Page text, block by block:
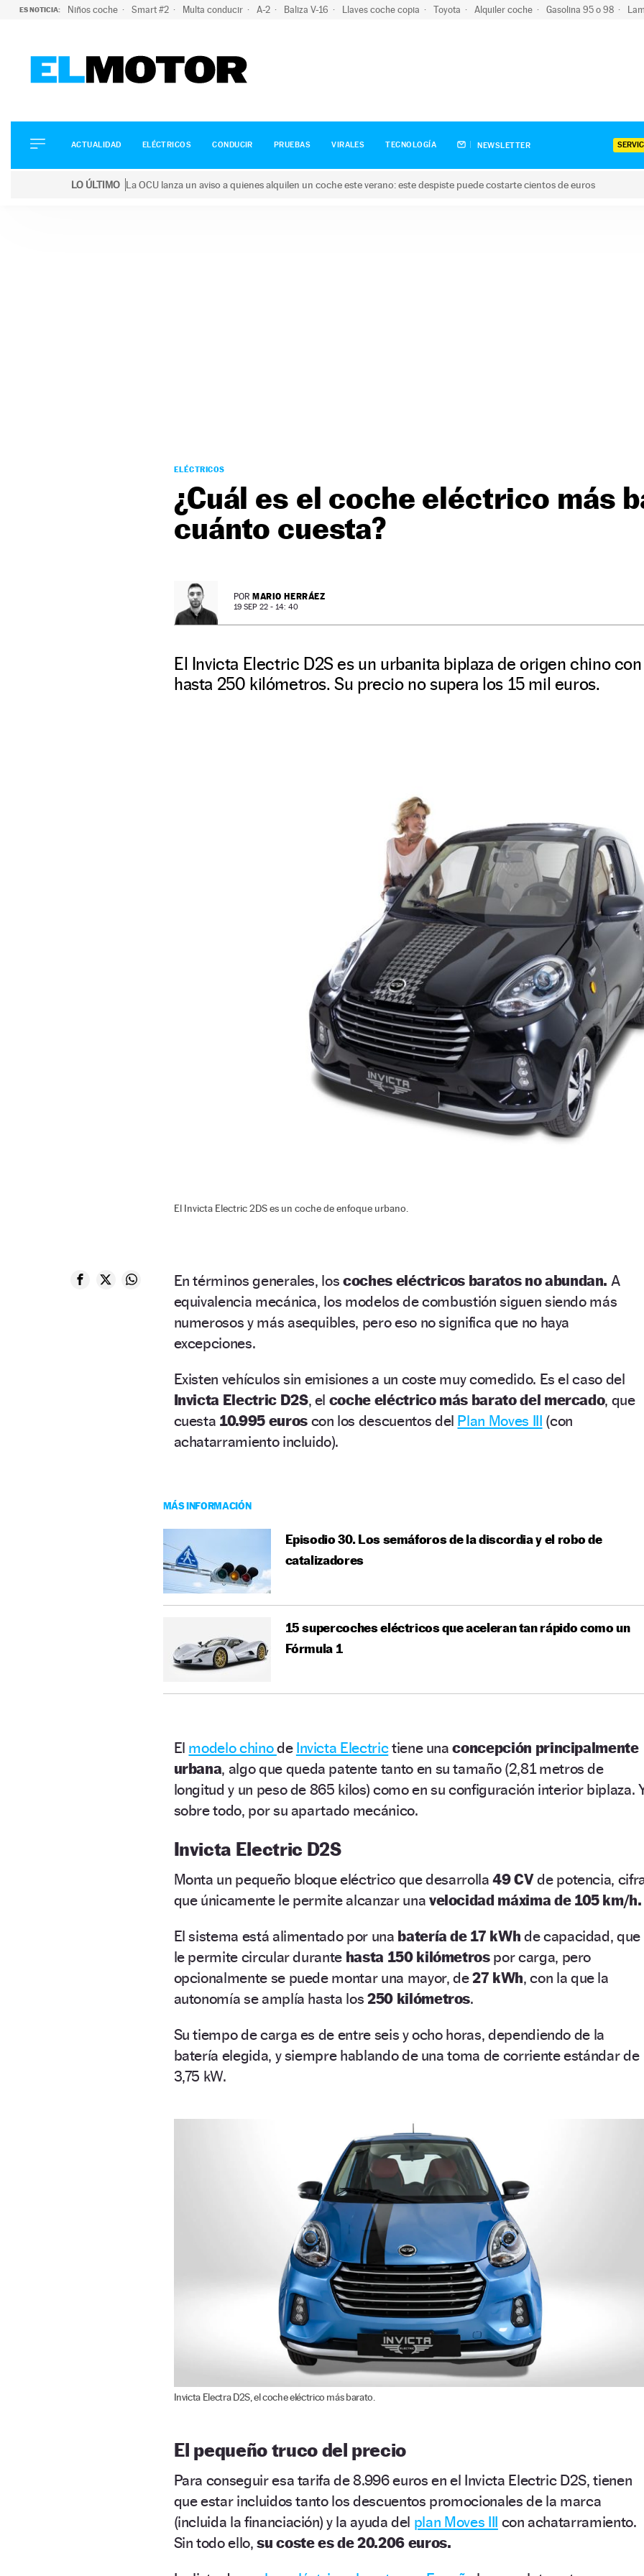
ES NOTICIA: Niños coche Smart #2 Multa conducir A-2 Baliza V-16 Llaves coche copia Toyota Alquiler coche Gasolina 95 o 98
ELÉCTRICOS
CONDUCIR
ACTUALIDAD ELÉCTRICOS CONDUCIR PRUEBAS VIRALES TECNOLOGÍA NEWSLETTER
LO ÚLTIMO La OCU lanza un aviso a quienes alquilen un coche este verano: este despiste puede costarte cientos de euros
ELÉCTRICOS
¿Cuál es el coche eléctrico más
cuánto cuesta?
POR MARIO HERRÁEZ
19 SEP 22 - 14: 40
El Invicta Electric D2S es un urbanita biplaza de origen chino
hasta 250 kilómetros. Su precio no supera los 15 mil euros.
El Invicta Electric 2DS es un coche de enfoque urbano.
En términos generales, loscoches eléctricos baratos no abundan. A
equivalencia mecánica, los modelos de combustión siguen siendo más
numerosos y más asequibles, pero eso no significa que no haya
excepciones.
Existen vehículos sin emisiones a un coste muy comedido. Es el caso del
Invicta Electric D2S, el coche eléctrico más barato del mercado, que
cuesta 10.995 euros con los descuentos del Plan Moves III (con
achatarramiento incluido).
MÁS INFORMACIÓN
Episodio 30. Los semáforos de la discordia y el robo de
catalizadores
15 supercoches eléctricos que aceleran tan rápido como un
Fórmula 1
El modelo chinode Invicta Electrictiene unaconcepción principalmente
urbana, algo que queda patente tanto en su tamaño (2,81 metros de
longitud y un peso de 865 kilos) como en su configuración interior biplaza.
sobre todo, por su apartado mecánico.
Invicta Electric D2S
Monta un pequeño bloque eléctrico que desarrolla49 CVde potencia,
que únicamente le permite alcanzar una velocidad máxima de 105 km/h.
El sistema está alimentado por una batería de 17 kWh de capacidad, que
le permite circular durante hasta 150 kilómetrospor carga, pero
opcionalmente se puede montar una mayor, de27 kWh, con la que la
autonomía se amplía hasta los 250 kilómetros.
Su tiempo de carga es de entre seis y ocho horas, dependiendo de la
batería elegida, y siempre hablando de una toma de corriente estándar de
3,75 kW.
Invicta Electra D2S, el coche eléctrico más barato.
El pequeño truco del precio
Para conseguir esa tarifa de 8.996 euros en el Invicta Electric D2S, tienen
que estar incluidos tanto los descuentos promocionales de la marca
(incluida la financiación) y la ayuda del plan Moves III con achatarramiento.
Sin todo ello, su coste es de 20.206 euros.